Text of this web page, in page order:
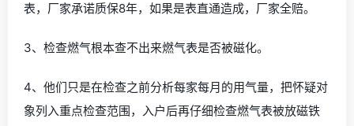
表，厂家承诺质保8年，如果是表直通造成，厂家全赔。
3、检查燃气根本查不出来燃气表是否被磁化。
4、他们只是在检查之前分析每家每月的用气量，把怀疑对
象列入重点检查范围，入户后再仔细检查燃气表被放磁铁